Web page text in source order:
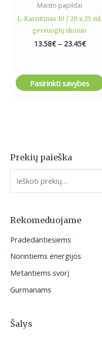
Prekių paieška
I
e
o
:
Rekomeduojame
Pradedantiesiems
Norintiems energijos
Metantiems svorį
Gurmanams
Šalys
Maisto papildai
L-Karnitinas 10 / 20 x 25 ml.
gervuogių skonio
13.58€ – 23.45€
Pasirinkti savybes
product
page